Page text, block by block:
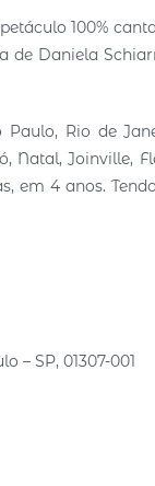
100%
Daniela
Rio de
Natal, Joinville,
em 4 anos.
– SP, 01307-001